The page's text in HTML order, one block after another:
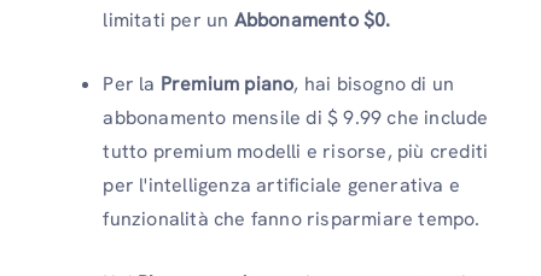
limitati per un Abbonamento $0.
Per la Premium piano, hai bisogno di un
abbonamento mensile di $ 9.99 che include
tutto premium modelli e risorse, più crediti
per l'intelligenza artificiale generativa e
funzionalità che fanno risparmiare tempo.